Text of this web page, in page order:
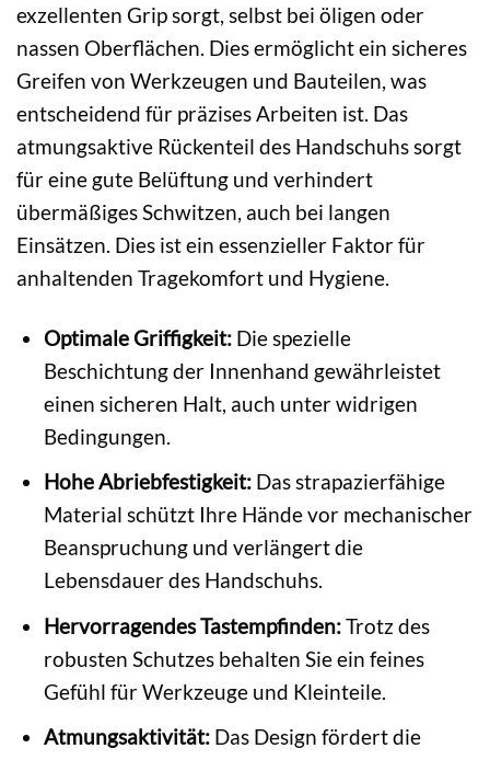
exzellenten Grip sorgt, selbst bei öligen oder
nassen Oberflächen. Dies ermöglicht ein sicheres
Greifen von Werkzeugen und Bauteilen, was
entscheidend für präzises Arbeiten ist. Das
atmungsaktive Rückenteil des Handschuhs sorgt
für eine gute Belüftung und verhindert
übermäßiges Schwitzen, auch bei langen
Einsätzen. Dies ist ein essenzieller Faktor für
anhaltenden Tragekomfort und Hygiene.
Optimale Griffigkeit:Die spezielle
Beschichtung der Innenhand gewährleistet
einen sicheren Halt, auch unter widrigen
Bedingungen.
Hohe Abriebfestigkeit:Das strapazierfähige
Material schützt Ihre Hände vor mechanischer
Beanspruchung und verlängert die
Lebensdauer des Handschuhs.
Hervorragendes Tastempfinden:Trotz des
robusten Schutzes behalten Sie ein feines
Gefühl für Werkzeuge und Kleinteile.
Atmungsaktivität:Das Design fördert die